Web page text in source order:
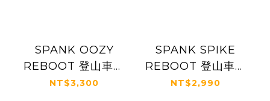
SPANK OOZY
REBOOT 登山車金
屬踏板
NT$3,300
SPANK SPIKE
REBOOT 登山車金
屬踏板
NT$2,990